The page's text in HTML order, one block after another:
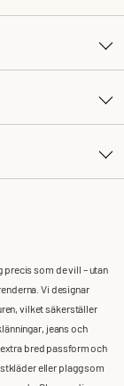
som de vill – utan
Vi designar
vilket säkerställer
jeans och
bred passform och
eller plagg som